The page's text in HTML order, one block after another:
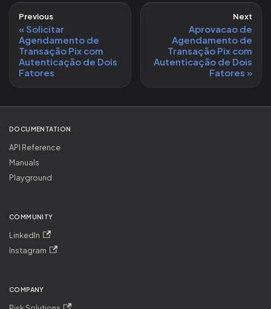
Previous
Solicitar
Agendamento de
Transação Pix com
Autenticação de Dois
Fatores
Next
Aprovacao de
Agendamento de
Transação Pix com
Autenticação de Dois
Fatores
DOCUMENTATION
API Reference
Manuals
Playground
COMMUNITY
LinkedIn
Instagram
COMPANY